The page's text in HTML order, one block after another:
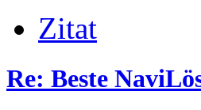
Zitat
Re: Beste